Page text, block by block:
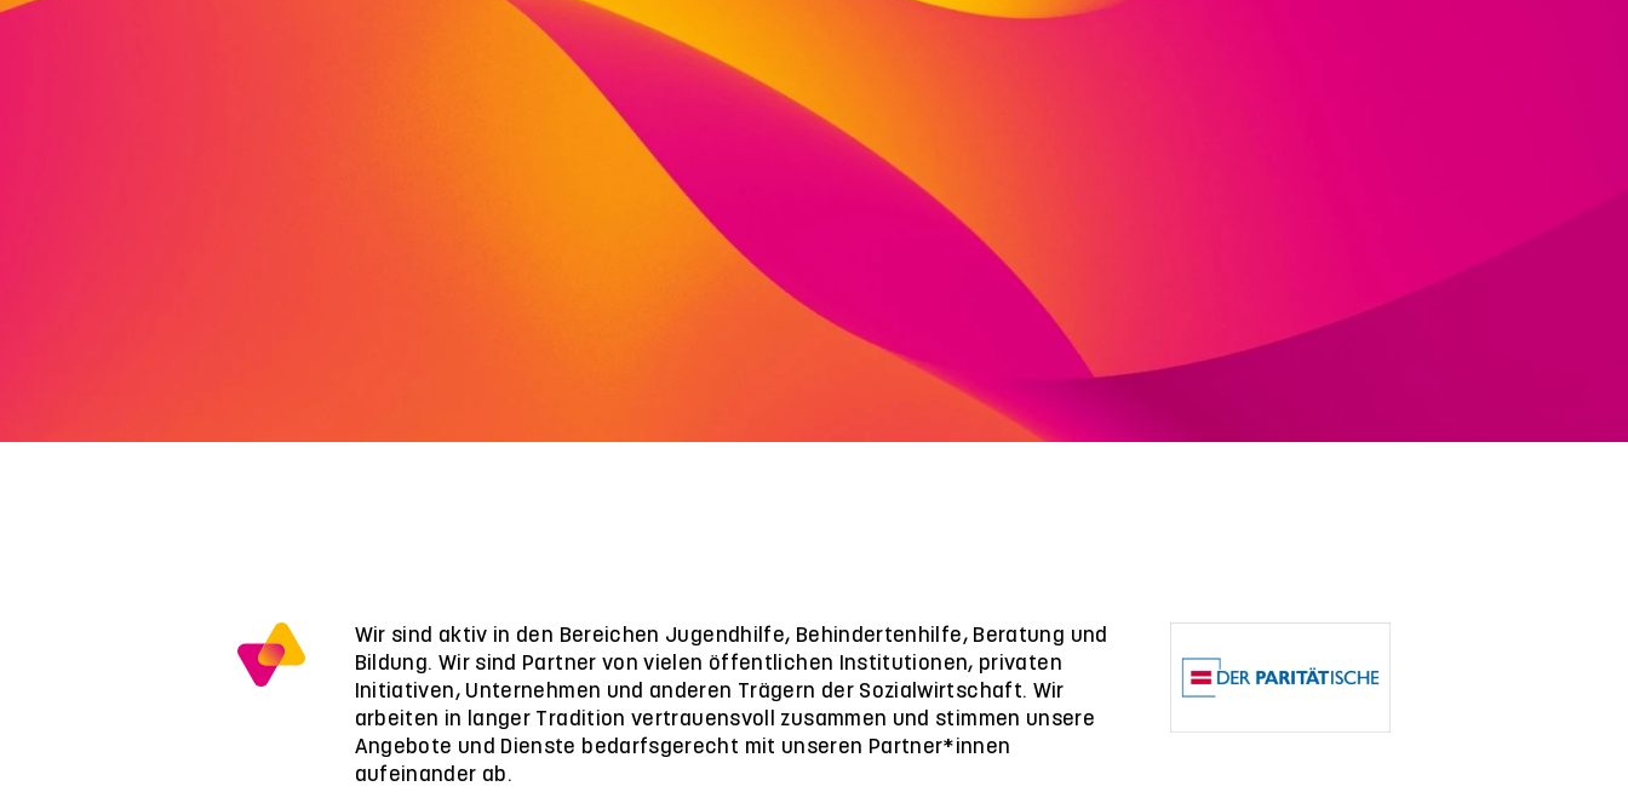
Josef-Fischer Straße 16 a
34127 Kassel
fon: 0561 896272
fax: 0561 9532040
dana.goebel@viva-kita.de
Wir sind aktiv in den Bereichen Jugendhilfe, Behindertenhilfe, Beratung und
Bildung. Wir sind Partner von vielen öffentlichen Institutionen, privaten
Initiativen, Unternehmen und anderen Trägern der Sozialwirtschaft. Wir
arbeiten in langer Tradition vertrauensvoll zusammen und stimmen unsere
Angebote und Dienste bedarfsgerecht mit unseren Partner*innen
aufeinander ab.